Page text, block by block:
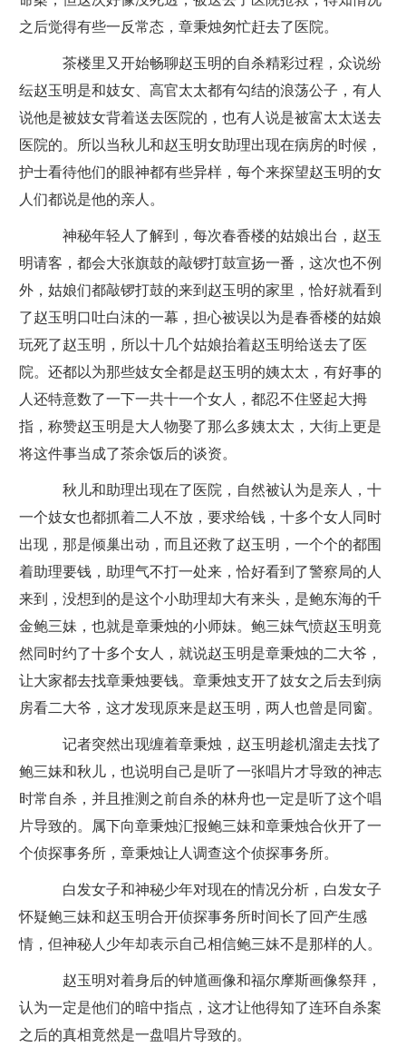
之后觉得有些一反常态，章秉烛匆忙赶去了医院。
茶楼里又开始畅聊赵玉明的自杀精彩过程，众说纷
纭赵玉明是和妓女、高官太太都有勾结的浪荡公子，有人
说他是被妓女背着送去医院的，也有人说是被富太太送去
医院的。所以当秋儿和赵玉明女助理出现在病房的时候，
护士看待他们的眼神都有些异样，每个来探望赵玉明的女
人们都说是他的亲人。
神秘年轻人了解到，每次春香楼的姑娘出台，赵玉
明请客，都会大张旗鼓的敲锣打鼓宣扬一番，这次也不例
外，姑娘们都敲锣打鼓的来到赵玉明的家里，恰好就看到
了赵玉明口吐白沫的一幕，担心被误以为是春香楼的姑娘
玩死了赵玉明，所以十几个姑娘抬着赵玉明给送去了医
院。还都以为那些妓女全都是赵玉明的姨太太，有好事的
人还特意数了一下一共十一个女人，都忍不住竖起大拇
指，称赞赵玉明是大人物娶了那么多姨太太，大街上更是
将这件事当成了茶余饭后的谈资。
秋儿和助理出现在了医院，自然被认为是亲人，十
一个妓女也都抓着二人不放，要求给钱，十多个女人同时
出现，那是倾巢出动，而且还救了赵玉明，一个个的都围
着助理要钱，助理气不打一处来，恰好看到了警察局的人
来到，没想到的是这个小助理却大有来头，是鲍东海的千
金鲍三妹，也就是章秉烛的小师妹。鲍三妹气愤赵玉明竟
然同时约了十多个女人，就说赵玉明是章秉烛的二大爷，
让大家都去找章秉烛要钱。章秉烛支开了妓女之后去到病
房看二大爷，这才发现原来是赵玉明，两人也曾是同窗。
记者突然出现缠着章秉烛，赵玉明趁机溜走去找了
鲍三妹和秋儿，也说明自己是听了一张唱片才导致的神志
时常自杀，并且推测之前自杀的林舟也一定是听了这个唱
片导致的。属下向章秉烛汇报鲍三妹和章秉烛合伙开了一
个侦探事务所，章秉烛让人调查这个侦探事务所。
白发女子和神秘少年对现在的情况分析，白发女子
怀疑鲍三妹和赵玉明合开侦探事务所时间长了回产生感
情，但神秘人少年却表示自己相信鲍三妹不是那样的人。
赵玉明对着身后的钟馗画像和福尔摩斯画像祭拜，
认为一定是他们的暗中指点，这才让他得知了连环自杀案
之后的真相竟然是一盘唱片导致的。